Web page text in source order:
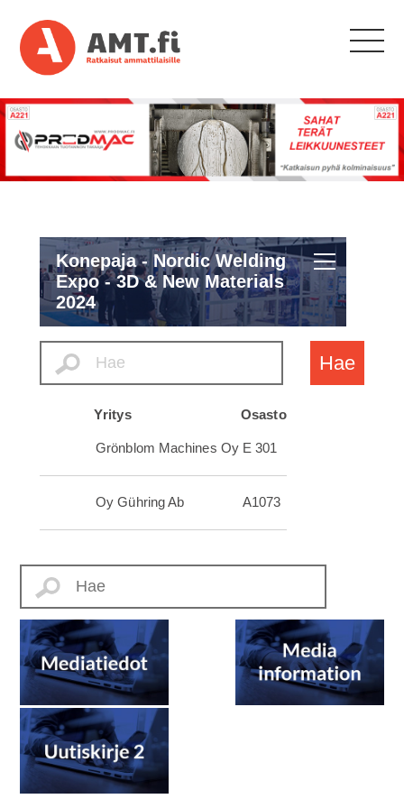
Konepaja - Nordic Welding
Expo - 3D & New Materials
2024
Hae
Yritys Osasto
Grönblom Machines Oy E 301
Oy Gühring Ab A1073